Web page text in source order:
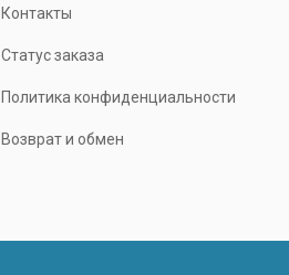
Контакты
Статус заказа
Политика конфиденциальности
Возврат и обмен